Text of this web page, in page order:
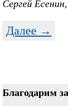
Сергей
Далее →
Благодарим